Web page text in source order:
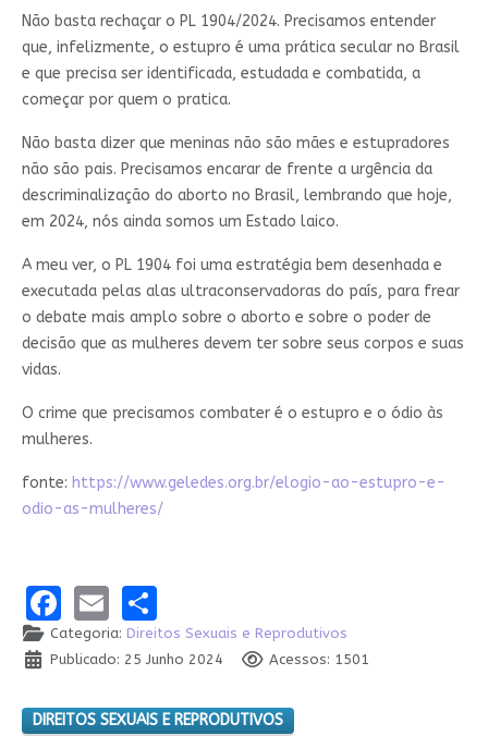
Não basta rechaçar o PL 1904/2024. Precisamos entender
que, infelizmente, o estupro é uma prática secular no Brasil
e que precisa ser identificada, estudada e combatida, a
começar por quem o pratica.
Não basta dizer que meninas não são mães e estupradores
não são pais. Precisamos encarar de frente a urgência da
descriminalização do aborto no Brasil, lembrando que hoje,
em 2024, nós ainda somos um Estado laico.
A meu ver, o PL 1904 foi uma estratégia bem desenhada e
executada pelas alas ultraconservadoras do país, para frear
o debate mais amplo sobre o aborto e sobre o poder de
decisão que as mulheres devem ter sobre seus corpos e suas
vidas.
O crime que precisamos combater é o estupro e o ódio às
mulheres.
fonte: https://www.geledes.org.br/elogio-ao-estupro-e-
odio-as-mulheres/
Facebook
EmailShare
Categoria: Direitos Sexuais e Reprodutivos
Publicado: 25 Junho 2024
Acessos: 1501
DIREITOS SEXUAIS E REPRODUTIVOS